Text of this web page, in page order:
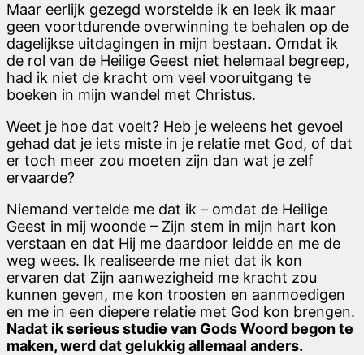
Maar eerlijk gezegd worstelde ik en leek ik maar
geen voortdurende overwinning te behalen op de
dagelijkse uitdagingen in mijn bestaan. Omdat ik
de rol van de Heilige Geest niet helemaal begreep,
had ik niet de kracht om veel vooruitgang te
boeken in mijn wandel met Christus.
Weet je hoe dat voelt? Heb je weleens het gevoel
gehad dat je iets miste in je relatie met God, of dat
er toch meer zou moeten zijn dan wat je zelf
ervaarde?
Niemand vertelde me dat ik – omdat de Heilige
Geest in mij woonde – Zijn stem in mijn hart kon
verstaan en dat Hij me daardoor leidde en me de
weg wees. Ik realiseerde me niet dat ik kon
ervaren dat Zijn aanwezigheid me kracht zou
kunnen geven, me kon troosten en aanmoedigen
en me in een diepere relatie met God kon brengen.
Nadat ik serieus studie van Gods Woord begon te
maken, werd dat gelukkig allemaal anders.